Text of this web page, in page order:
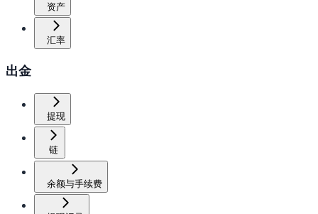
资产
汇率
出金
提现
链
余额与手续费